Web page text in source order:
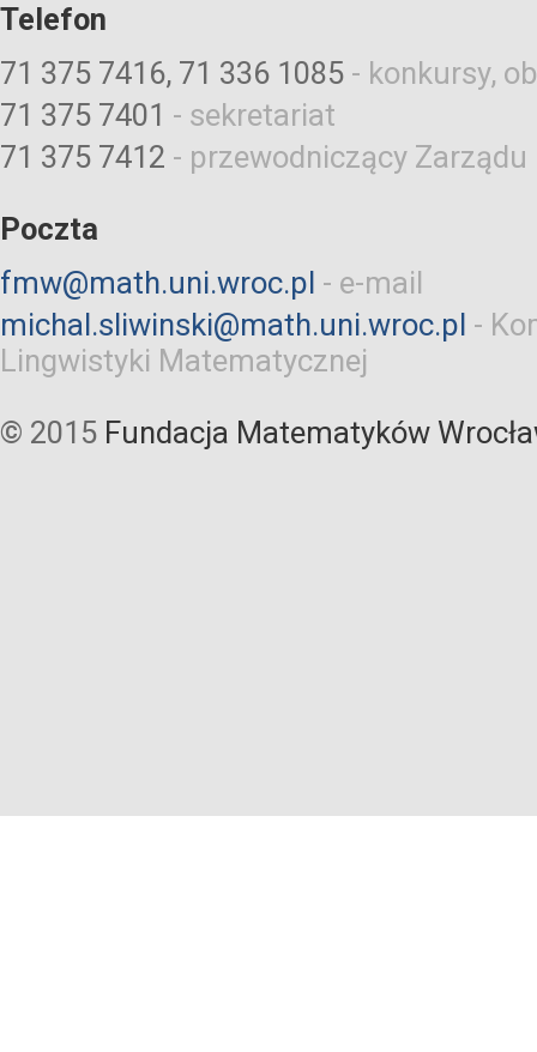
Telefon
71 375 7416, 71 336 1085 - konkursy,
71 375 7401 - sekretariat
71 375 7412 - przewodniczący Zarządu
Poczta
fmw@math.uni.wroc.pl - e-mail
michal.sliwinski@math.uni.wroc.pl -
Lingwistyki Matematycznej
© 2015 Fundacja Matematyków